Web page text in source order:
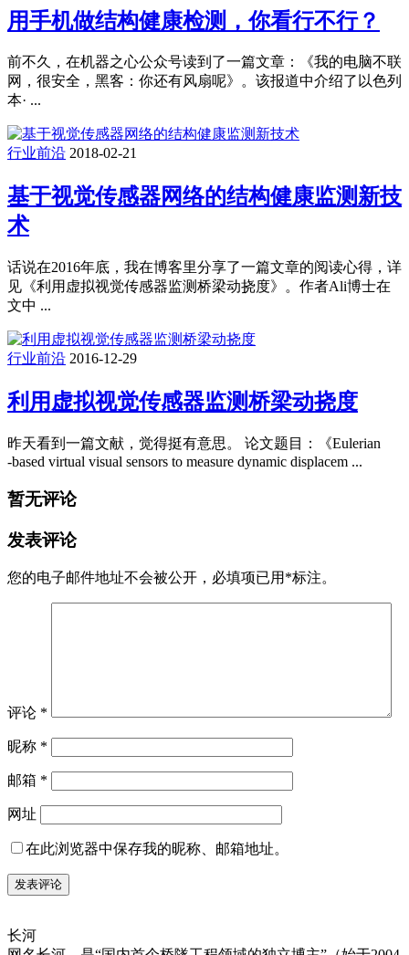
用手机做结构健康检测，你看行不行？
前不久，在机器之心公众号读到了一篇文章：《我的电脑不联
网，很安全，黑客：你还有风扇呢》。该报道中介绍了以色列
本· ...
行业前沿 2018-02-21
基于视觉传感器网络的结构健康监测新技
术
话说在2016年底，我在博客里分享了一篇文章的阅读心得，详
见《利用虚拟视觉传感器监测桥梁动挠度》。作者Ali博士在
文中 ...
行业前沿 2016-12-29
利用虚拟视觉传感器监测桥梁动挠度
昨天看到一篇文献，觉得挺有意思。 论文题目：《Eulerian
‐based virtual visual sensors to measure dynamic displacem ...
暂无评论
发表评论
您的电子邮件地址不会被公开， 必填项已用 *标注。
评论 *
昵称 *
邮箱 *
网址
在此浏览器中保存我的昵称、邮箱地址。
长河